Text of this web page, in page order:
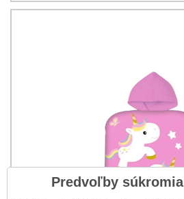
Predvoľby súkromia